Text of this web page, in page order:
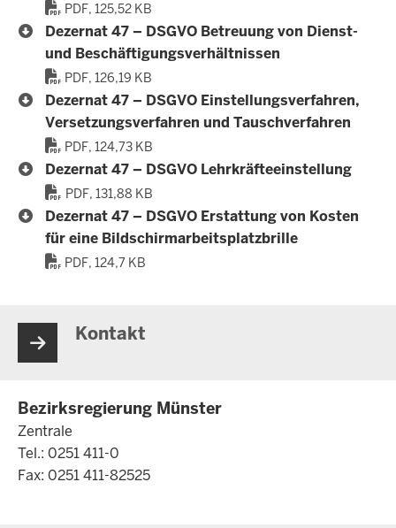
PDF, 125,52 KB
Dezernat 47 – DSGVO Betreuung von Dienst-
und Beschäftigungsverhältnissen
PDF, 126,19 KB
Dezernat 47 – DSGVO Einstellungsverfahren,
Versetzungsverfahren und Tauschverfahren
PDF, 124,73 KB
Dezernat 47 – DSGVO Lehrkräfteeinstellung
PDF, 131,88 KB
Dezernat 47 – DSGVO Erstattung von Kosten
für eine Bildschirmarbeitsplatzbrille
PDF, 124,7 KB
Kontakt
Bezirksregierung Münster
Zentrale
Tel.: 0251 411-0
Fax: 0251 411-82525